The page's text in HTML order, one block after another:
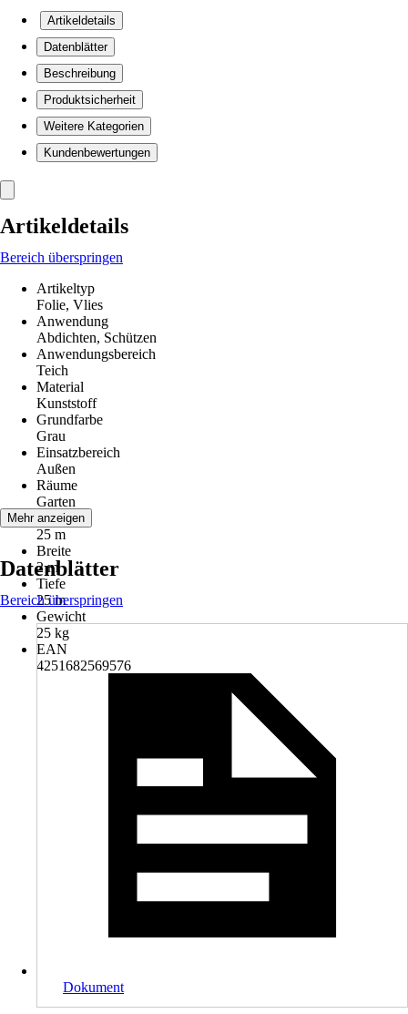
Artikeldetails
Datenblätter
Beschreibung
Produktsicherheit
Weitere Kategorien
Kundenbewertungen
Artikeldetails
Bereich überspringen
Artikeltyp
Folie, Vlies
Anwendung
Abdichten, Schützen
Anwendungsbereich
Teich
Material
Kunststoff
Grundfarbe
Grau
Einsatzbereich
Außen
Räume
Garten
Länge
25 m
Breite
2 m
Tiefe
25 m
Gewicht
25 kg
EAN
4251682569576
Mehr anzeigen
Datenblätter
Bereich überspringen
Dokument